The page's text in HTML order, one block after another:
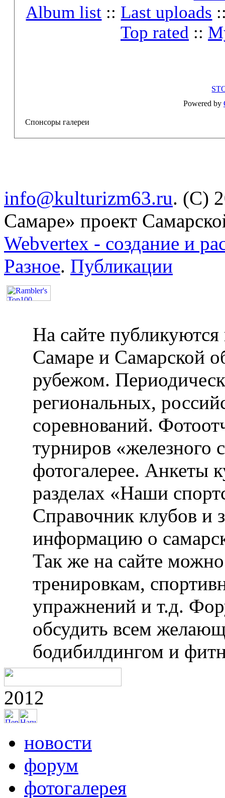
Album list :: Last uploads
Top rated ::
info@kulturizm63.ru. (C)
Самаре» проект
Webvertex - создание и
Разное.Публикации
На сайте
Самаре и Самарской
рубежом.
региональных,
соревнований.
турниров «железного
фотогалерее. Анкеты
разделах «Наши
Справочник клубов и
Так же на сайте
тренировкам,